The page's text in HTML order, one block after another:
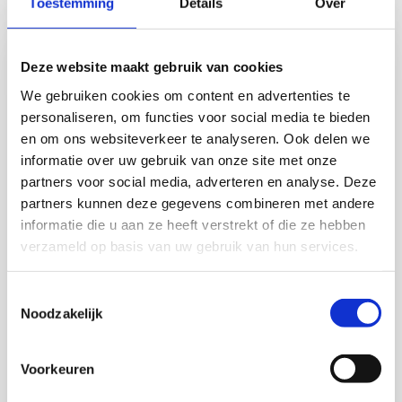
Deze website maakt gebruik van cookies
We gebruiken cookies om content en advertenties te
personaliseren, om functies voor social media te bieden
en om ons websiteverkeer te analyseren. Ook delen we
informatie over uw gebruik van onze site met onze
partners voor social media, adverteren en analyse. Deze
partners kunnen deze gegevens combineren met andere
informatie die u aan ze heeft verstrekt of die ze hebben
verzameld op basis van uw gebruik van hun services.
Noodzakelijk
Voorkeuren
Meer
over:
Dierenvriend l Recruiter Finance